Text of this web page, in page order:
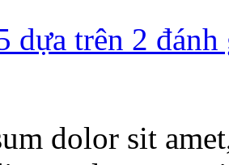
dựa trên 2 đánh
dolor sit